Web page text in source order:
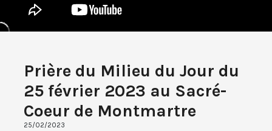
Prière du Milieu du Jour du
25 février 2023 au Sacré-
Coeur de Montmartre
25/02/2023